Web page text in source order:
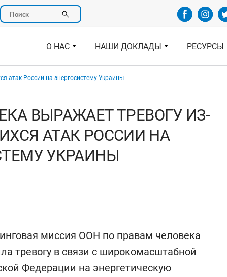
Поиск
О НАС НАШИ ДОКЛАДЫ РЕСУРСЫ
атак России на энергосистему Украины
ВЫРАЖАЕТ ТРЕВОГУ ИЗ-
АТАК РОССИИ НА
УКРАИНЫ
миссия ООН по правам человека
тревогу в связи с широкомасштабной
Федерации на энергетическую